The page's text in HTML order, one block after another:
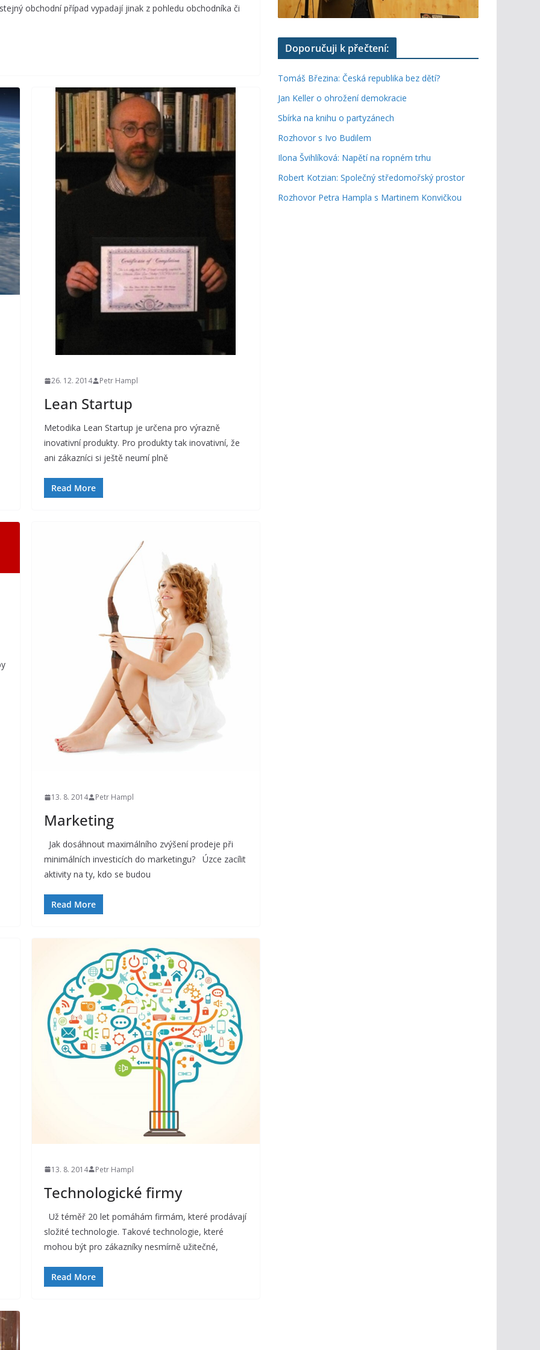
obchodní případ vypadají jinak z pohledu obchodníka či
26. 12. 2014 Petr Hampl
Lean Startup
Metodika Lean Startup je určena pro výrazně
inovativní produkty. Pro produkty tak inovativní, že
ani zákazníci si ještě neumí plně
Read More
13. 8. 2014 Petr Hampl
Marketing
Jak dosáhnout maximálního zvýšení prodeje při
minimálních investicích do marketingu? Úzce zacílit
aktivity na ty, kdo se budou
Read More
13. 8. 2014 Petr Hampl
Technologické firmy
Už téměř 20 let pomáhám firmám, které prodávají
složité technologie. Takové technologie, které
mohou být pro zákazníky nesmírně užitečné,
Read More
Doporučuji k přečtení:
Tomáš Březina: Česká republika bez dětí?
Jan Keller o ohrožení demokracie
Sbírka na knihu o partyzánech
Rozhovor s Ivo Budilem
Ilona Švihlíková: Napětí na ropném trhu
Robert Kotzian: Společný středomořský prostor
Rozhovor Petra Hampla s Martinem Konvičkou